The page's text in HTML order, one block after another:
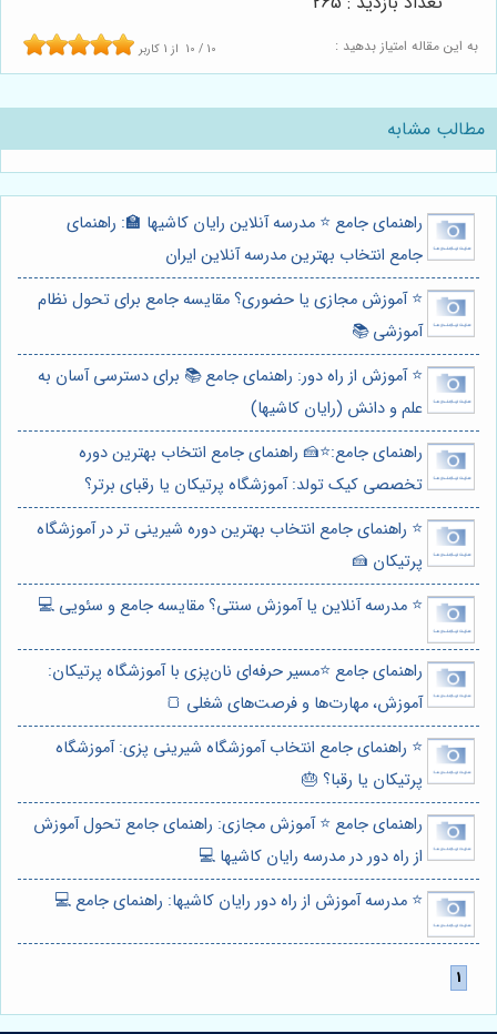
به این مقاله امتیاز بدهید : 10 / 10 از 1 کاربر
مطالب مشابه
راهنمای جامع ⭐️ مدرسه آنلاین رایان کاشیها 🏫: راهنمای
جامع انتخاب بهترین مدرسه آنلاین ایران
⭐️ آموزش مجازی یا حضوری؟ مقایسه جامع برای تحول نظام
آموزشی 📚
⭐️ آموزش از راه دور: راهنمای جامع 📚 برای دسترسی آسان به
علم و دانش (رایان کاشیها)
راهنمای جامع:⭐️🍰 راهنمای جامع انتخاب بهترین دوره
تخصصی کیک تولد: آموزشگاه پرتیکان یا رقبای برتر؟
⭐️ راهنمای جامع انتخاب بهترین دوره شیرینی تر در آموزشگاه
پرتیکان 🍰
⭐️ مدرسه آنلاین یا آموزش سنتی؟ مقایسه جامع و سئویی 💻
راهنمای جامع ⭐️مسیر حرفه‌ای نان‌پزی با آموزشگاه پرتیکان:
آموزش، مهارت‌ها و فرصت‌های شغلی 🍞
⭐️ راهنمای جامع انتخاب آموزشگاه شیرینی پزی: آموزشگاه
پرتیکان یا رقبا؟ 🎂
راهنمای جامع ⭐️ آموزش مجازی: راهنمای جامع تحول آموزش
از راه دور در مدرسه رایان کاشیها 💻
⭐️ مدرسه آموزش از راه دور رایان کاشیها: راهنمای جامع 💻